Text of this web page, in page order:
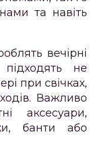
та навіть
вечірні
не
при свічках,
Важливо
аксесуари,
банти або